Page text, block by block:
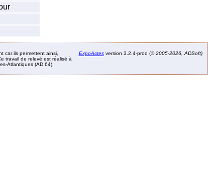
car ils permettent ainsi,
travail de relevé est réalisé à
Atlantiques (AD 64).
ExpoActesversion 3.2.4-prod (©2005-2026, ADSoft)